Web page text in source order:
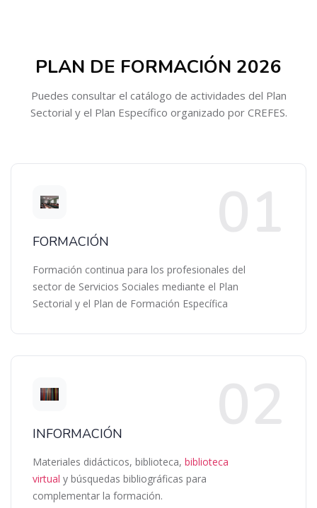
PLAN DE FORMACIÓN 2026
Puedes consultar el catálogo de actividades del Plan
Sectorial y el Plan Específico organizado por CREFES.
FORMACIÓN
Formación continua para los profesionales del
sector de Servicios Sociales mediante el Plan
Sectorial y el Plan de Formación Específica
INFORMACIÓN
Materiales didácticos, biblioteca, biblioteca
virtual y búsquedas bibliográficas para
complementar la formación.